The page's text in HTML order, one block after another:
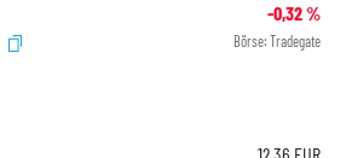
-0,32%
Börse: Tradegate
12,36 EUR